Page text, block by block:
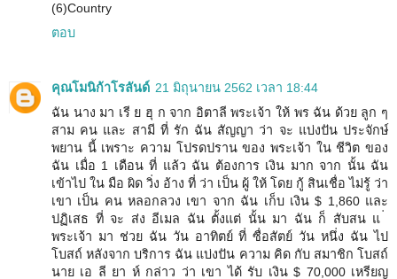
(6)Country
ตอบ
คุณโมนิก้าโรลันด์ 21 มิถุนายน 2562 เวลา 18:44
ฉัน นาง มา เรี ย ฮุ ก จาก อิตาลี พระเจ้า ให้ พร ฉัน ด้วย ลูก ๆ
สาม คน และ สามี ที่ รัก ฉัน สัญญา ว่า จะ แบ่งปัน ประจักษ์
พยาน นี้ เพราะ ความ โปรดปราน ของ พระเจ้า ใน ชีวิต ของ
ฉัน เมื่อ 1 เดือน ที่ แล้ว ฉัน ต้องการ เงิน มาก จาก นั้น ฉัน
เข้าไป ใน มือ ผิด วิ่ง อ้าง ที่ ว่า เป็น ผู้ ให้ โดย กู้ สินเชื่อ ไม่รู้ ว่า
เขา เป็น คน หลอกลวง เขา จาก ฉัน เก็บ เงิน $ 1,860 และ
ปฏิเสธ ที่ จะ ส่ง อีเมล ฉัน ตั้งแต่ นั้น มา ฉัน ก็ สับสน แ ่
พระเจ้า มา ช่วย ฉัน วัน อาทิตย์ ที่ ซื่อสัตย์ วัน หนึ่ง ฉัน ไป
โบสถ์ หลังจาก บริการ ฉัน แบ่งปัน ความ คิด กับ สมาชิก โบสถ์
นาย เอ ลี ยา ห์ กล่าว ว่า เขา ได้ รับ เงิน $ 70,000 เหรียญ